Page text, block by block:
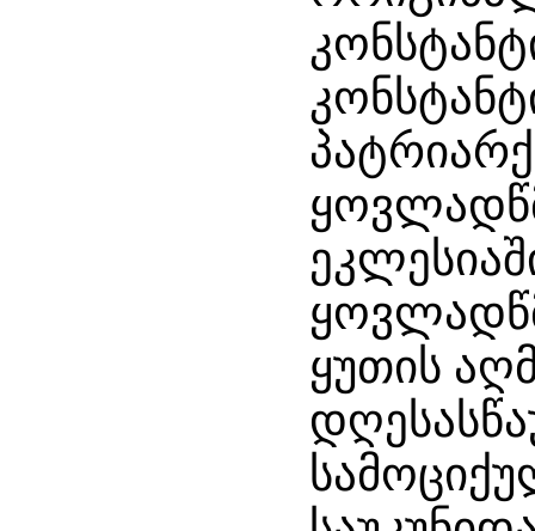
ყუთის